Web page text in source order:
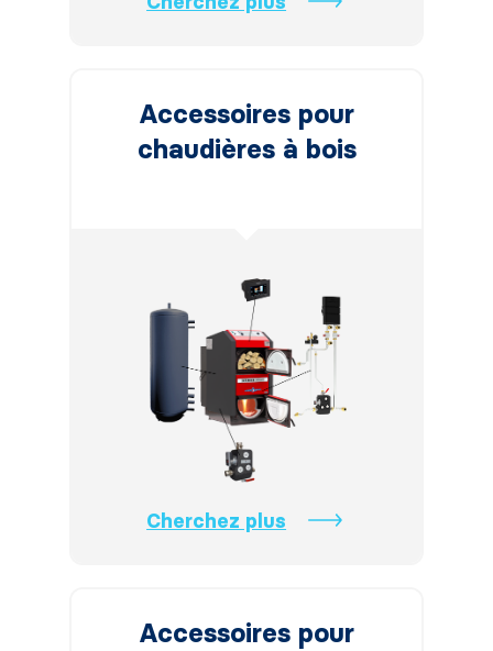
Accessoires pour
chaudières à bois
Cherchez plus
Accessoires pour